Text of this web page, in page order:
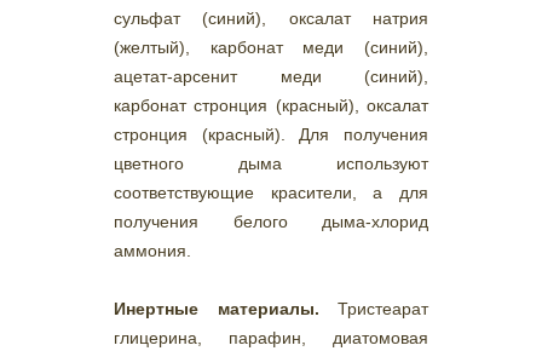
сульфат (синий), оксалат натрия
(желтый), карбонат меди (синий),
ацетат-арсенит меди (синий),
карбонат стронция (красный), оксалат
стронция (красный). Для получения
цветного дыма используют
соответствующие красители, а для
получения белого дыма-хлорид
аммония.
Инертные материалы. Тристеарат
глицерина, парафин, диатомовая